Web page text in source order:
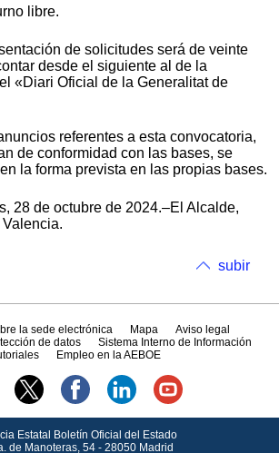
libre.
de solicitudes será de veinte
desde el siguiente al de la
«Diari Oficial de la Generalitat de
referentes a esta convocatoria,
de conformidad con las bases, se
la forma prevista en las propias bases.
28 de octubre de 2024.–El Alcalde,
subir
la sede electrónica Mapa
Aviso legal
de datos
Sistema Interno de Información
Empleo en la AEBOE
Estatal Boletín Oficial del Estado
de Manoteras, 54 - 28050 Madrid